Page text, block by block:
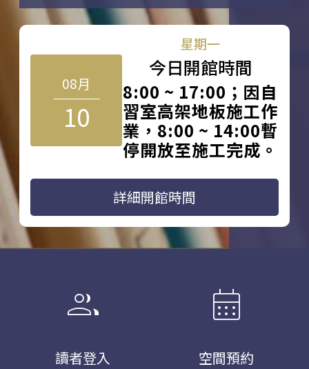
08月
10
星期一
今日開館時間
8:00 ~ 17:00；因自
習室高架地板施工作
業，8:00 ~ 14:00暫
停開放至施工完成。
詳細開館時間
group
讀者登入
calendar_month
空間預約